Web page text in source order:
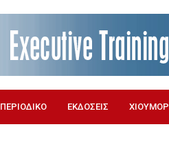
ΠΕΡΙΟΔΙΚΟ ΕΚΔΟΣΕΙΣ ΧΙΟΥΜΟΡ